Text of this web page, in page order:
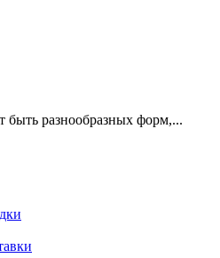
разнообразных форм,...